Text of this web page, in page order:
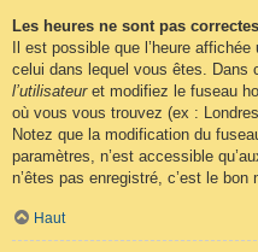
Les heures ne sont pas
Il est possible que l’heure
celui dans lequel vous êtes. Dans
l’utilisateuret modifiez le fuseau
où vous vous trouvez (ex :
Notez que la modification du
paramètres, n’est accessible
n’êtes pas enregistré, c’est le bon
Haut